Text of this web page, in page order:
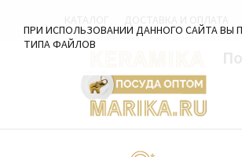
ДОСТАВКА И ОПЛАТА
ПРИ ИСПОЛЬЗОВАНИИ ДАННОГО САЙТА ВЫ
ТИПА ФАЙЛОВ